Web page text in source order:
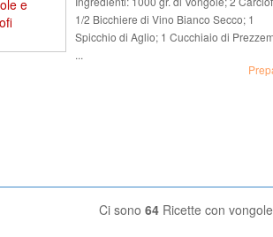
1/2 Bicchiere di Vino Bianco Secco; 1
Spicchio di Aglio; 1 Cucchiaio di
...
Ci sono 64 Ricette con vongole